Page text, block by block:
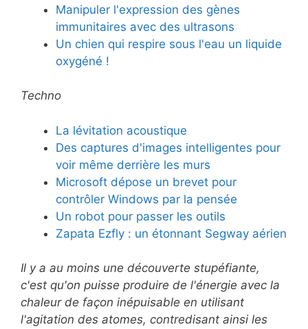
Manipuler l'expression des gènes
immunitaires avec des ultrasons
Un chien qui respire sous l'eau un liquide
oxygéné !
Techno
La lévitation acoustique
Des captures d'images intelligentes pour
voir même derrière les murs
Microsoft dépose un brevet pour
contrôler Windows par la pensée
Un robot pour passer les outils
Zapata Ezfly : un étonnant Segway aérien
Il y a au moins une découverte stupéfiante,
c'est qu'on puisse produire de l'énergie avec la
chaleur de façon inépuisable en utilisant
l'agitation des atomes, contredisant ainsi les